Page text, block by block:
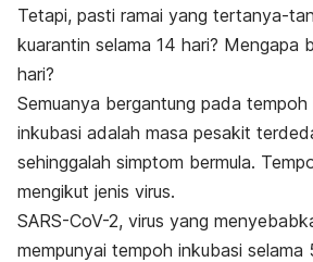
Tetapi, pasti ramai yang tertanya-
kuarantin selama 14 hari? Mengapa
hari?
Semuanya bergantung pada tempoh
inkubasi adalah masa pesakit
sehinggalah simptom bermula.
mengikut jenis virus.
SARS-CoV-2, virus yang
mempunyai tempoh inkubasi selama